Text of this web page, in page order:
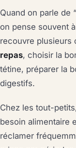
Quand on parle de
on pense souvent
recouvre plusieurs
repas, choisir la
tétine, préparer la
digestifs.
Chez les tout-
besoin alimentaire
réclamer